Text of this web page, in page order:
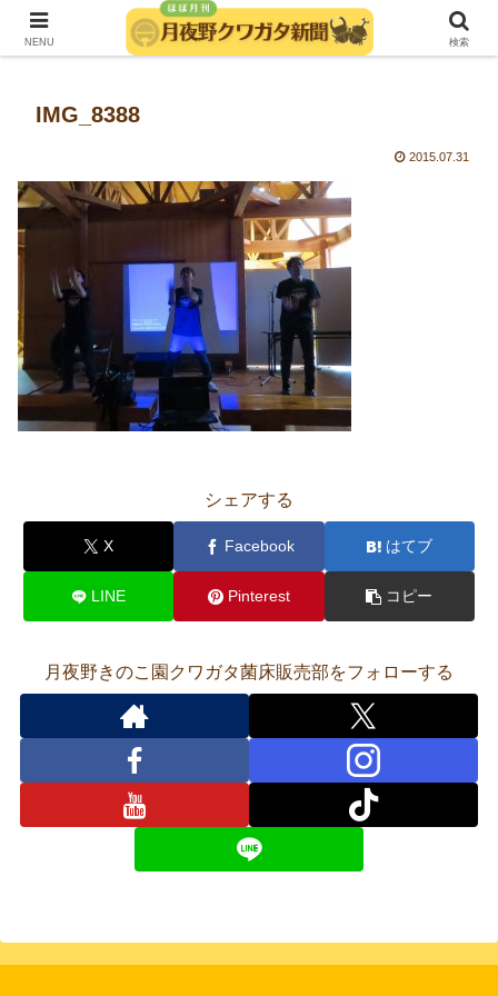
発行：月夜野きのこ園クワガタ菌床販売部
IMG_8388
2015.07.31
シェアする
X Facebook はてブ
LINE Pinterest コピー
月夜野きのこ園クワガタ菌床販売部をフォローする
NENU 検索